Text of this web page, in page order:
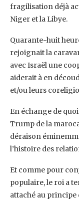
fragilisation déjà
Niger et la Libye.‎
Quarante-huit
rejoignait la
avec Israël une
aiderait à ‎en
et/ou leurs
En échange de
Trump de la
déraison
l’histoire des
Et comme pour
populaire, le roi a
attaché au principe